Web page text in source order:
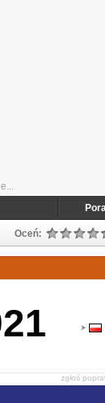
Oceń:
zgłoś